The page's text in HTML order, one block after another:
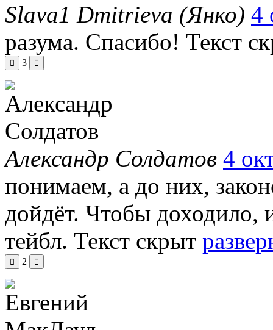
Slava1 Dmitrieva (Янко) 4
разума. Спасибо! Текст
3
Александр Солдатов 4
понимаем, а до них,
дойдёт. Чтобы доходило,
тейбл. Текст скрыт
2